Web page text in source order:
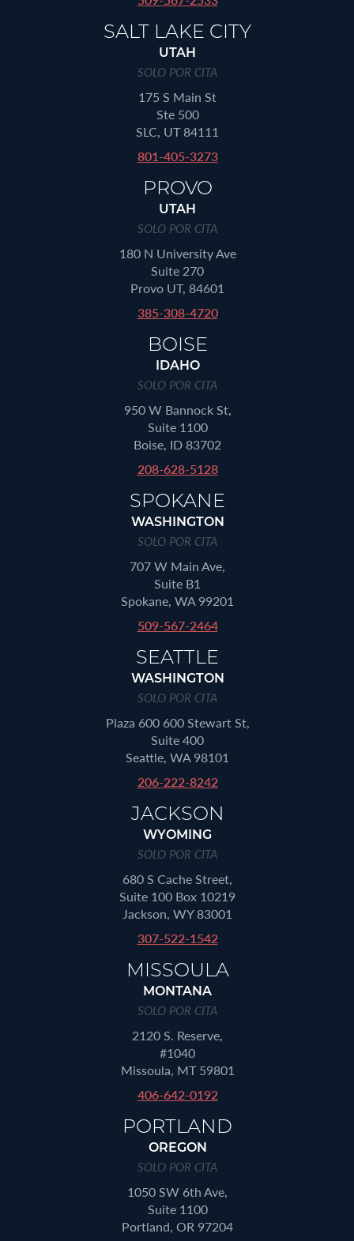
SALT LAKE CITY
UTAH
SOLO POR CITA
175 S Main St
Ste 500
SLC, UT 84111
801-405-3273
PROVO
UTAH
SOLO POR CITA
180 N University Ave
Suite 270
Provo UT, 84601
385-308-4720
BOISE
IDAHO
SOLO POR CITA
950 W Bannock St,
Suite 1100
Boise, ID 83702
208-628-5128
SPOKANE
WASHINGTON
SOLO POR CITA
707 W Main Ave,
Suite B1
Spokane, WA 99201
509-567-2464
SEATTLE
WASHINGTON
SOLO POR CITA
Plaza 600 600 Stewart St,
Suite 400
Seattle, WA 98101
206-222-8242
JACKSON
WYOMING
SOLO POR CITA
680 S Cache Street,
Suite 100 Box 10219
Jackson, WY 83001
307-522-1542
MISSOULA
MONTANA
SOLO POR CITA
2120 S. Reserve,
#1040
Missoula, MT 59801
406-642-0192
PORTLAND
OREGON
SOLO POR CITA
1050 SW 6th Ave,
Suite 1100
Portland, OR 97204